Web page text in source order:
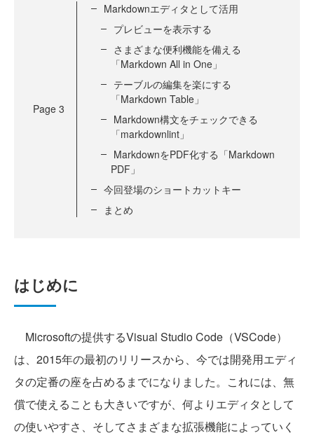
Page 3
Markdownエディタとして活用
プレビューを表示する
さまざまな便利機能を備える
「Markdown All in One」
テーブルの編集を楽にする
「Markdown Table」
Markdown構文をチェックできる
「markdownlint」
MarkdownをPDF化する「Markdown
PDF」
今回登場のショートカットキー
まとめ
はじめに
Microsoftの提供するVisual Studio Code（VSCode）
は、2015年の最初のリリースから、今では開発用エディ
タの定番の座を占めるまでになりました。これには、無
償で使えることも大きいですが、何よりエディタとして
の使いやすさ、そしてさまざまな拡張機能によっていく